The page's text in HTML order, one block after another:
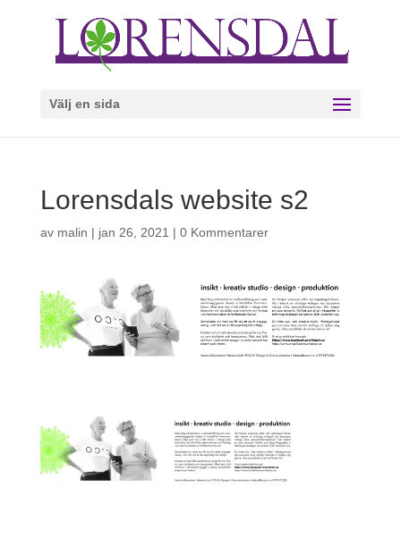
Välj en sida
Lorensdals website s2
av malin | jan 26, 2021 | 0 Kommentarer